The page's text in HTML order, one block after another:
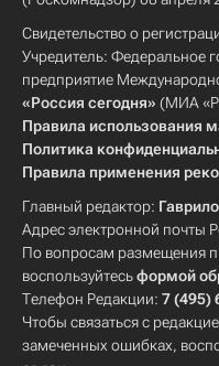
Свидетельство о
Учредитель: Федеральное
предприятие
«Россия сегодня» (МИА
Правила использования
Политика
Правила применения
Главный редактор:
Адрес электронной почты
По вопросам размещения
воспользуйтесьформой
Телефон Редакции: 7 (495)
Чтобы связаться с
замеченных ошибках,